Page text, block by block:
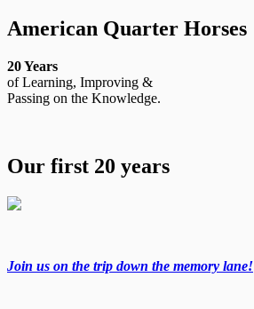
American Quarter Horses
20 Years
of Learning, Improving &
Passing on the Knowledge.
Our first 20 years
Join us on the trip down the memory lane!